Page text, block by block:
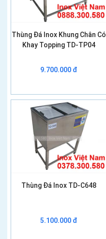
Thùng Đá Inox Khung Chân Có
Khay Topping TD-TP04
9.700.000 đ
Thùng Đá Inox TD-C648
5.100.000 đ